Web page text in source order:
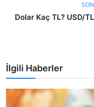
Dolar Kaç TL? USD/
İlgili Haberler